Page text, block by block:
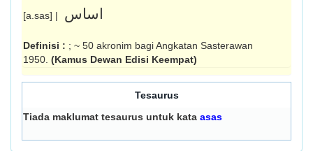
[a.sas] | اساس
Definisi : ; ~ 50 akronim bagi Angkatan Sasterawan
1950. (Kamus Dewan Edisi Keempat)
Tesaurus
Tiada maklumat tesaurus untuk kata asas